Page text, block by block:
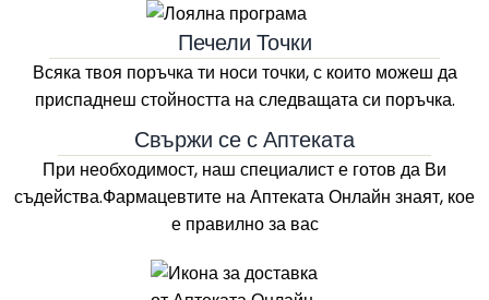
Печели Точки
Всяка твоя поръчка ти носи точки, с които можеш да
приспаднеш стойността на следващата си поръчка.
Свържи се с Аптеката
При необходимост, наш специалист е готов да Ви
съдейства.Фармацевтите наАптеката Онлайн знаят, кое
е правилно за вас